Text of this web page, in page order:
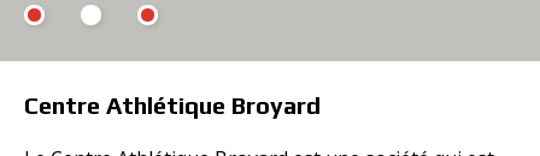
Centre Athlétique Broyard